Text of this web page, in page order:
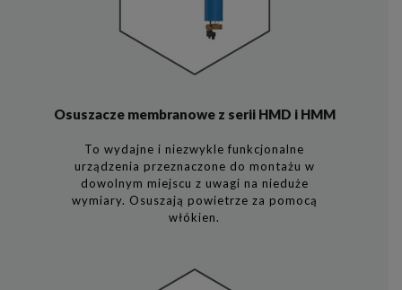
Osuszacze membranowe z serii HMD i HMM
To wydajne i niezwykle funkcjonalne
urządzenia przeznaczone do montażu w
dowolnym miejscu z uwagi na nieduże
wymiary. Osuszają powietrze za pomocą
włókien.